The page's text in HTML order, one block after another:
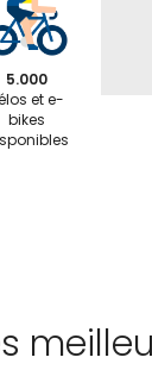
5.000
et e-
bikes